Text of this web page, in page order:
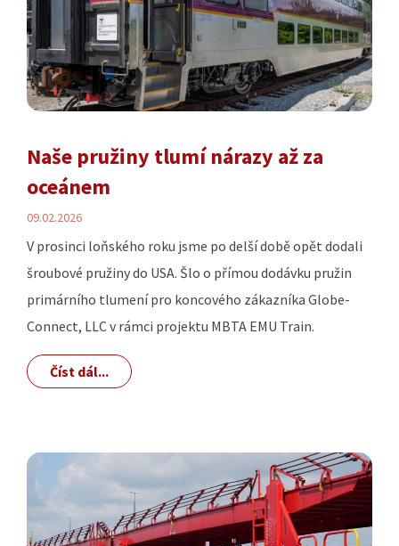
Naše pružiny tlumí nárazy až za
oceánem
09.02.2026
V prosinci loňského roku jsme po delší době opět dodali
šroubové pružiny do USA. Šlo o přímou dodávku pružin
primárního tlumení pro koncového zákazníka Globe-
Connect, LLC v rámci projektu MBTA EMU Train.
Číst dál...